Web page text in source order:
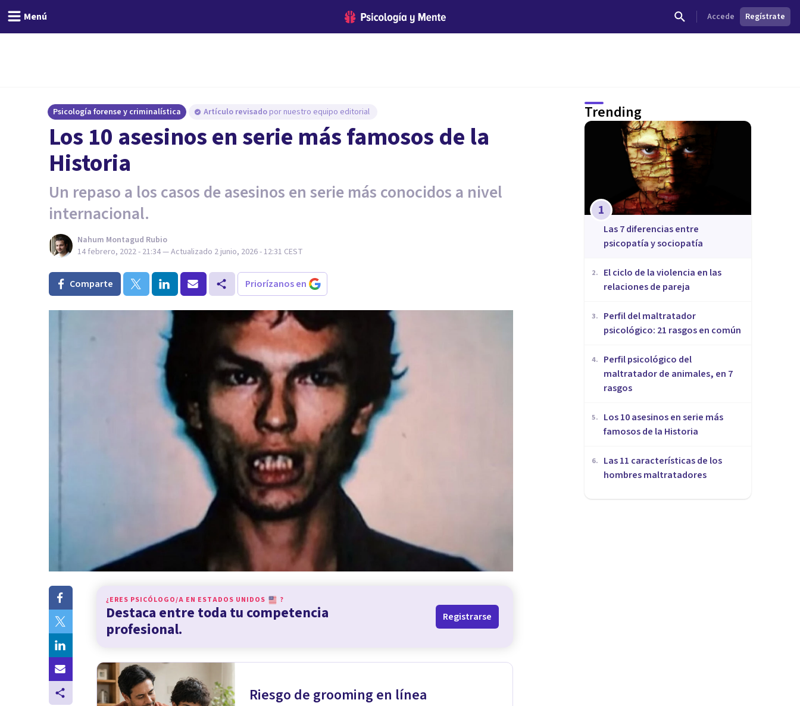
Menú Accede Regístrate
Psicología forense y criminalística Artículo revisado por nuestro equipo editorial
Los 10 asesinos en serie más famosos de la
Historia
Un repaso a los casos de asesinos en serie más conocidos a nivel
internacional.
Nahum Montagud Rubio
14 febrero, 2022 - 21:34— Actualizado 2 junio, 2026 - 12:31 CEST
Comparte Priorízanos en
¿ERES PSICÓLOGO/A EN ESTADOS UNIDOS ?
Destaca entre toda tu competencia
profesional.
Registrarse
Riesgo de grooming en línea
Trending
1
Las 7 diferencias entre
psicopatía y sociopatía
2.
​El ciclo de la violencia en las
relaciones de pareja
3.
​Perfil del maltratador
psicológico: 21 rasgos en común
4.
​Perfil psicológico del
maltratador de animales, en 7
rasgos
5.
Los 10 asesinos en serie más
famosos de la Historia
6.
Las 11 características de los
hombres maltratadores